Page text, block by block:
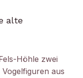
alte
Höhle zwei
aus